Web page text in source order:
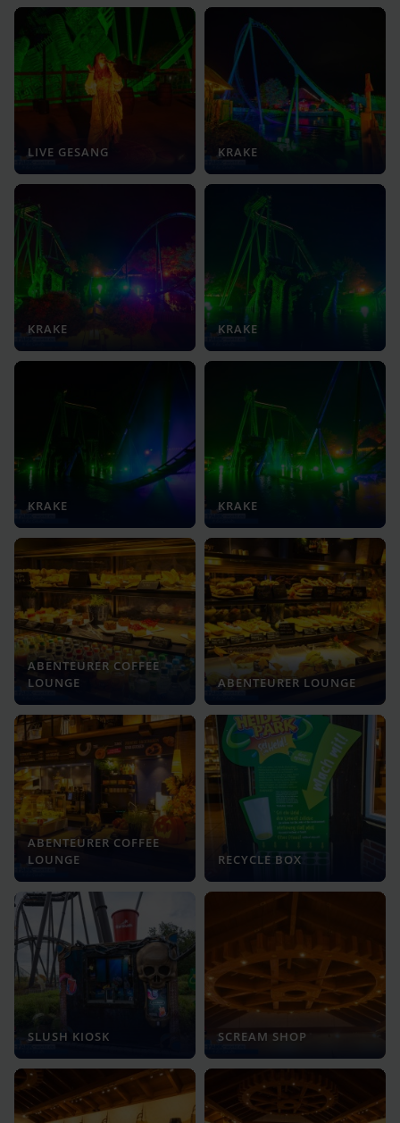
LIVE GESANG KRAKE
KRAKE KRAKE
KRAKE KRAKE
ABENTEURER COFFEE
LOUNGE
ABENTEURER LOUNGE
ABENTEURER COFFEE
LOUNGE
RECYCLE BOX
SLUSH KIOSK SCREAM SHOP